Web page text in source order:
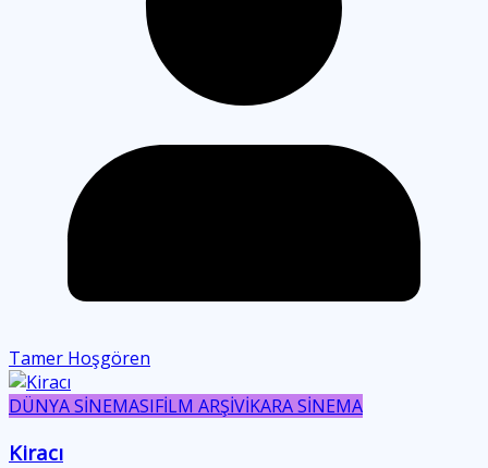
Tamer Hoşgören
DÜNYA SİNEMASIFİLM ARŞİVİKARA SİNEMA
Kiracı